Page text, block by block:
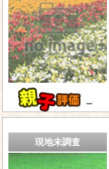
－
現地未調査